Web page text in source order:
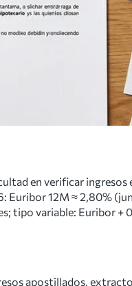
en verificar ingresos
12M ≈ 2,80%
tipo variable: Euribor
apostillados,